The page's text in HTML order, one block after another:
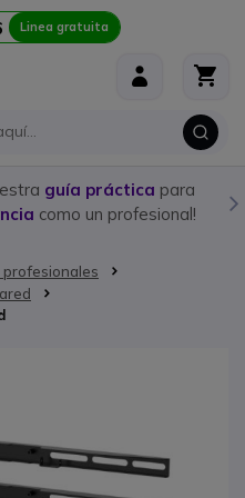
Linea gratuita
guía práctica para
como un profesional!
profesionales